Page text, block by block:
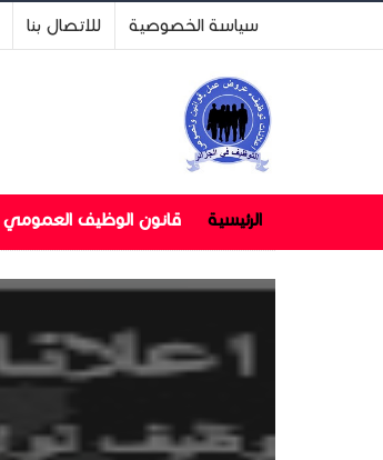
سياسة الخصوصية للاتصال بنا
الرئيسية قانون الوظيف العمومي